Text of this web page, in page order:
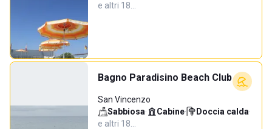
e altri 18…
Bagno Paradisino Beach Club
San Vincenzo
Sabbiosa· Cabine· Doccia calda·
e altri 18…